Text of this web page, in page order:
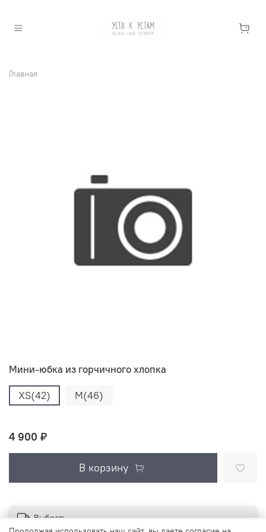
Главная
Мини-юбка из горчичного хлопка
XS(42)
M(46)
4 900 ₽
В корзину
Выбрать